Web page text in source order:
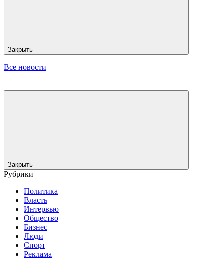
Закрыть
Все новости
Закрыть
Рубрики
Политика
Власть
Интервью
Общество
Бизнес
Люди
Спорт
Реклама